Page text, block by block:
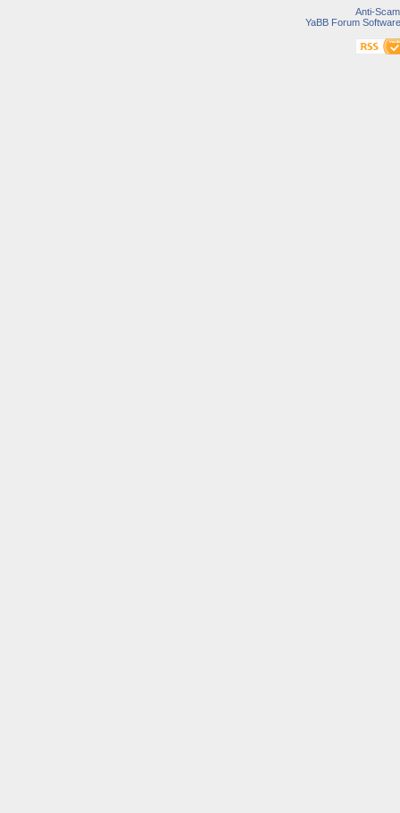
Anti-Scam
YaBB Forum Software